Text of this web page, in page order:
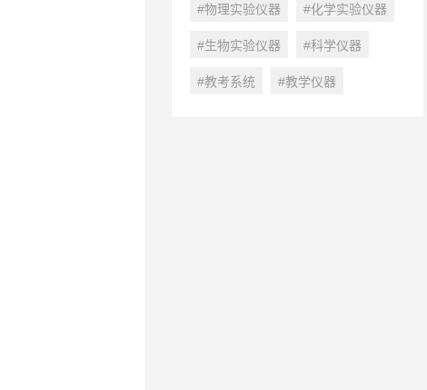
#物理实验仪器 #化学实验仪器
#生物实验仪器 #科学仪器
#教考系统 #教学仪器